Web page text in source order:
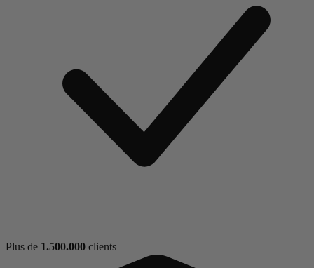
Plus de 1.500.000 clients